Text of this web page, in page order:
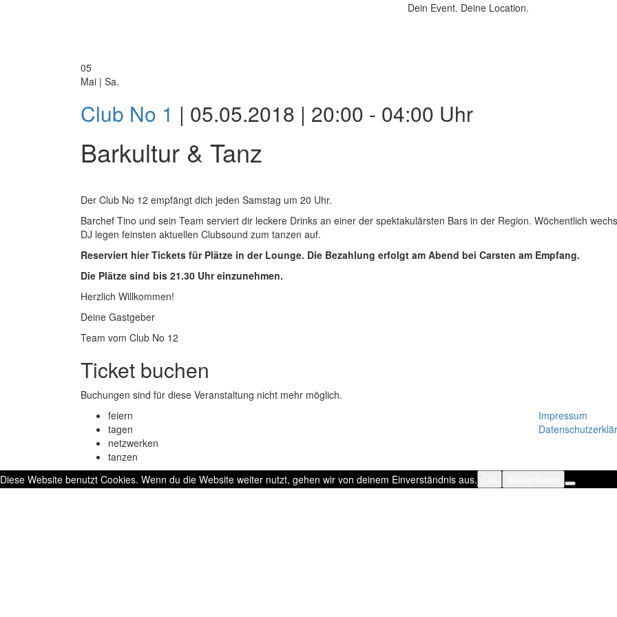
Dein Event. Deine Location.
05
Mai | Sa.
Club No 1 | 05.05.2018 | 20:00 - 04:00 Uhr
Barkultur & Tanz
Der Club No 12 empfängt dich jeden Samstag um 20 Uhr.
Barchef Tino und sein Team serviert dir leckere Drinks an einer der spektakulärsten Bars in der Region. Wöchentlich
DJ legen feinsten aktuellen Clubsound zum tanzen auf.
Reserviert hier Tickets für Plätze in der Lounge. Die Bezahlung erfolgt am Abend bei Carsten am Empfang.
Die Plätze sind bis 21.30 Uhr einzunehmen.
Herzlich Willkommen!
Deine Gastgeber
Team vom Club No 12
Ticket buchen
Buchungen sind für diese Veranstaltung nicht mehr möglich.
feiern
tagen
netzwerken
tanzen
Impressum
Diese Website benutzt Cookies. Wenn du die Website weiter nutzt, gehen wir von deinem Einverständnis aus.